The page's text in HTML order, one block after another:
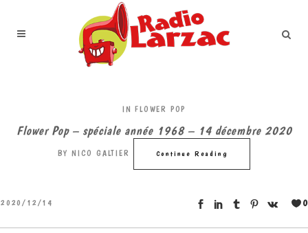
IN FLOWER POP
Flower Pop – spéciale année 1968 – 14 décembre 2020
BY NICO GALTIER Continue Reading
2020/12/14 0